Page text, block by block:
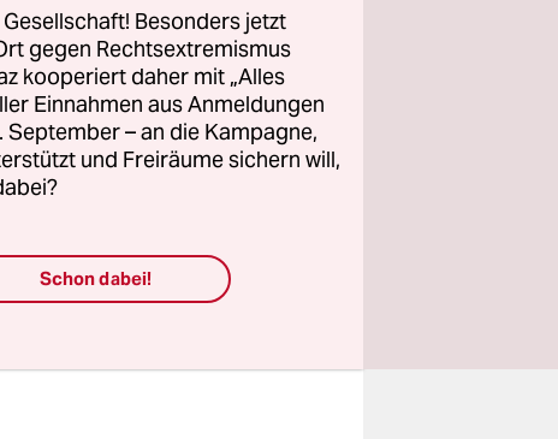
Nordrhein-
für jene,
Besonders jetzt
gegen Rechtsextremismus
kooperiert daher mit „Alles
Einnahmen aus Anmeldungen
September – an die Kampagne,
und Freiräume sichern will,
Schon dabei!